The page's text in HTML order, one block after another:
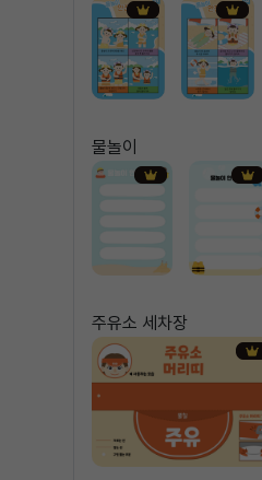
물놀이
주유소 세차장